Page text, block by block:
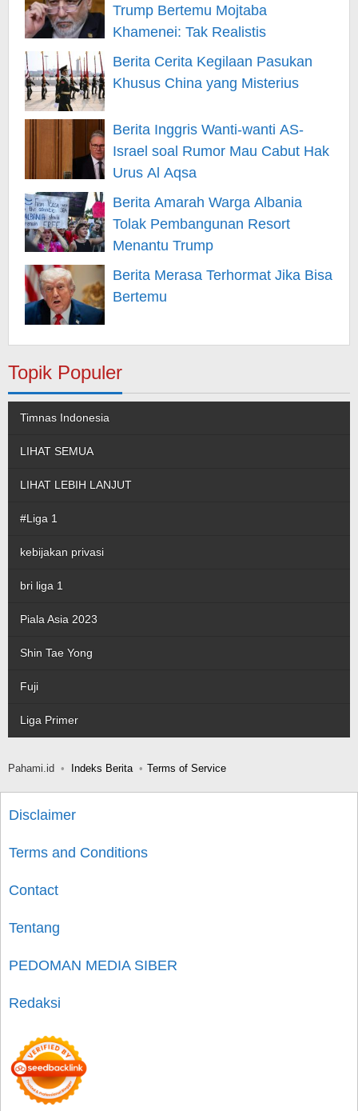
Trump Bertemu Mojtaba
Khamenei: Tak Realistis
Berita Cerita Kegilaan Pasukan
Khusus China yang Misterius
Berita Inggris Wanti-wanti AS-
Israel soal Rumor Mau Cabut Hak
Urus Al Aqsa
Berita Amarah Warga Albania
Tolak Pembangunan Resort
Menantu Trump
Berita Merasa Terhormat Jika Bisa
Bertemu
Topik Populer
Timnas Indonesia
LIHAT SEMUA
LIHAT LEBIH LANJUT
#Liga 1
kebijakan privasi
bri liga 1
Piala Asia 2023
Shin Tae Yong
Fuji
Liga Primer
Pahami.id Indeks Berita Terms of Service
Disclaimer
Terms and Conditions
Contact
Tentang
PEDOMAN MEDIA SIBER
Redaksi